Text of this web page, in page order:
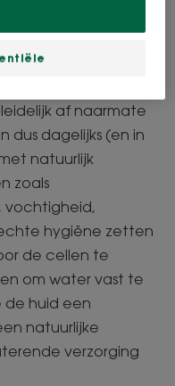
af naarmate
dus dagelijks (en in
natuurlijk
zoals
vochtigheid,
hygiëne zetten
de cellen te
om water vast te
huid een
natuurlijke
verzorging